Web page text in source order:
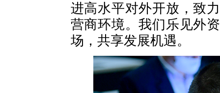
进高水平对外开放，致
营商环境。我们乐见外
场，共享发展机遇。